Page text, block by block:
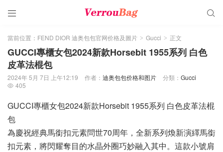
 
當前位置： FEND DIOR 迪奥包包官网价格及圖片 > Gucci > 正文
GUCCI專櫃女包2024新款Horsebit 1955系列 白色
皮革法棍包
2024年 5月 7日 上午12:19 作者： 迪奥包包价格和图片 分類： Gucci
 405
GUCCI專櫃女包2024新款Horsebit 1955系列 白色皮革法棍
包
為慶祝經典馬銜扣元素問世70周年，全新系列煥新演繹馬銜
扣元素，將閃耀奪目的水晶外圈巧妙融入其中。這款小號肩